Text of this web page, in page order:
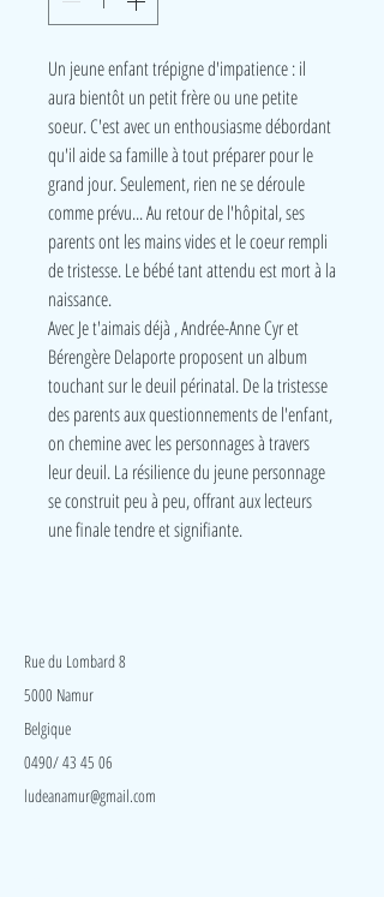
Un jeune enfant trépigne d'impatience : il
aura bientôt un petit frère ou une petite
soeur. C'est avec un enthousiasme débordant
qu'il aide sa famille à tout préparer pour le
grand jour. Seulement, rien ne se déroule
comme prévu... Au retour de l'hôpital, ses
parents ont les mains vides et le coeur rempli
de tristesse. Le bébé tant attendu est mort à la
naissance.
Avec Je t'aimais déjà , Andrée-Anne Cyr et
Bérengère Delaporte proposent un album
touchant sur le deuil périnatal. De la tristesse
des parents aux questionnements de l'enfant,
on chemine avec les personnages à travers
leur deuil. La résilience du jeune personnage
se construit peu à peu, offrant aux lecteurs
une finale tendre et signifiante.
Rue du Lombard 8
5000 Namur
Belgique
0490/ 43 45 06
ludeanamur@gmail.com